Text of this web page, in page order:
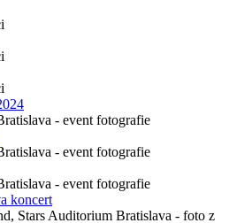
koncert